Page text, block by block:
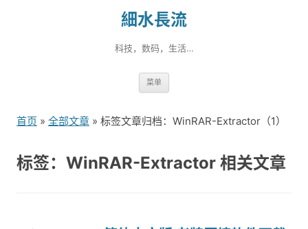
細水長流
科技，数码，生活…
菜单
到
首页 » 全部文章 » 标签文章归档：WinRAR-Extractor（1）
标签：WinRAR-Extractor 相关文章